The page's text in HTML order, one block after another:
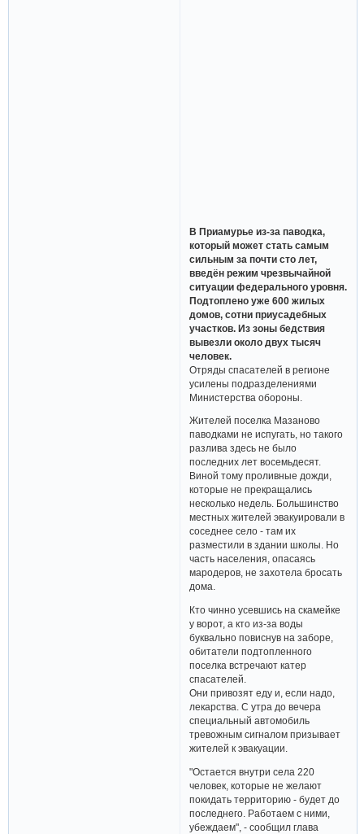
В Приамурье из-за паводка,
который может стать самым
сильным за почти сто лет,
введён режим чрезвычайной
ситуации федерального уровня.
Подтоплено уже 600 жилых
домов, сотни приусадебных
участков. Из зоны бедствия
вывезли около двух тысяч
человек.
Отряды спасателей в регионе
усилены подразделениями
Министерства обороны.
Жителей поселка Мазаново
паводками не испугать, но такого
разлива здесь не было
последних лет восемьдесят.
Виной тому проливные дожди,
которые не прекращались
несколько недель. Большинство
местных жителей эвакуировали в
соседнее село - там их
разместили в здании школы. Но
часть населения, опасаясь
мародеров, не захотела бросать
дома.
Кто чинно усевшись на скамейке
у ворот, а кто из-за воды
буквально повиснув на заборе,
обитатели подтопленного
поселка встречают катер
спасателей.
Они привозят еду и, если надо,
лекарства. С утра до вечера
специальный автомобиль
тревожным сигналом призывает
жителей к эвакуации.
"Остается внутри села 220
человек, которые не желают
покидать территорию - будет до
последнего. Работаем с ними,
убеждаем", - сообщил глава